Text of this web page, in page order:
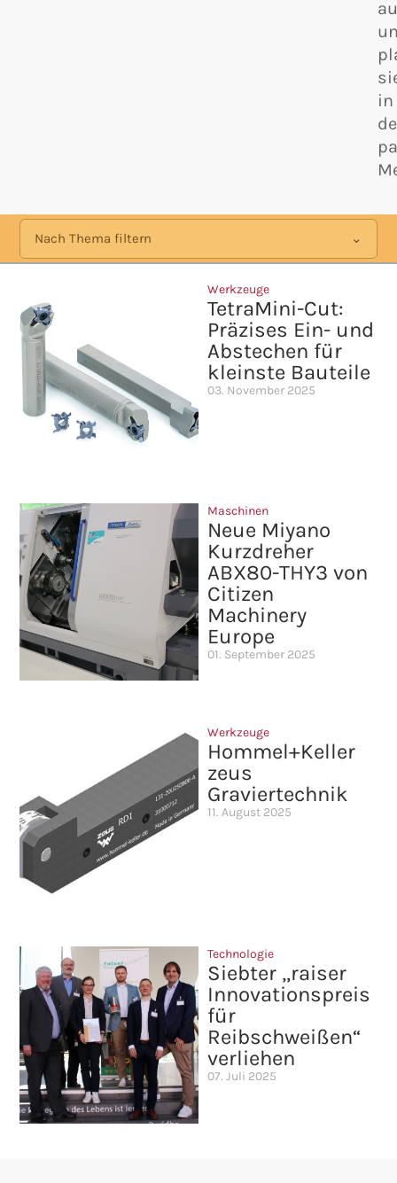
in
Nach Thema filtern
Werkzeuge
TetraMini-Cut:
Präzises Ein- und
Abstechen für
kleinste Bauteile
03. November 2025
Maschinen
Neue Miyano
Kurzdreher
ABX80-THY3 von
Citizen
Machinery
Europe
01. September 2025
Werkzeuge
Hommel+Keller
zeus
Graviertechnik
11. August 2025
Technologie
Siebter „raiser
Innovationspreis
für
Reibschweißen“
verliehen
07. Juli 2025